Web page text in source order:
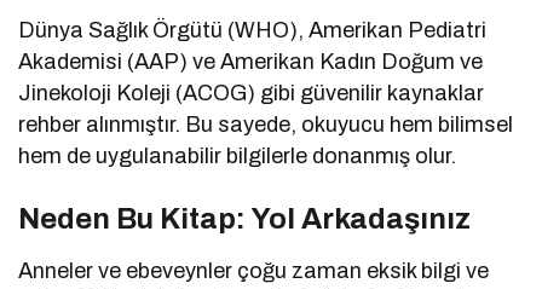
Dünya Sağlık Örgütü (WHO), Amerikan Pediatri
Akademisi (AAP) ve Amerikan Kadın Doğum ve
Jinekoloji Koleji (ACOG) gibi güvenilir kaynaklar
rehber alınmıştır. Bu sayede, okuyucu hem bilimsel
hem de uygulanabilir bilgilerle donanmış olur.
Neden Bu Kitap: Yol Arkadaşınız
Anneler ve ebeveynler çoğu zaman eksik bilgi ve